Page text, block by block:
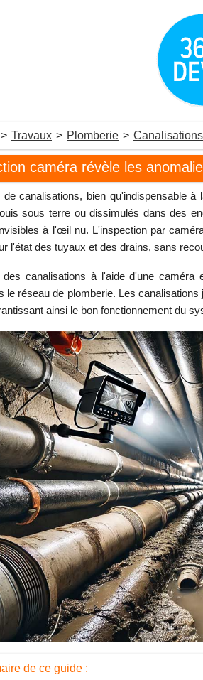
> Travaux > Plomberie > Canalisations
caméra révèle les
canalisations, bien qu'indispensable
sous terre ou dissimulés dans des
à l'œil nu. L'inspection par
l'état des tuyaux et des drains, sans
des canalisations à l'aide d'une
le réseau de plomberie. Les
ainsi le bon fonctionnement du
de ce guide :